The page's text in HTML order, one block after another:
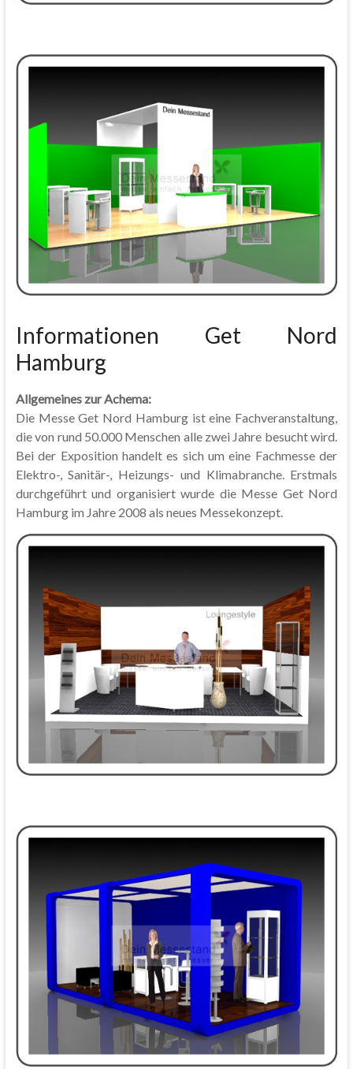
Informationen Get Nord
Hamburg
Allgemeines zur Achema:
Die Messe Get Nord Hamburg ist eine Fachveranstaltung,
die von rund 50.000 Menschen alle zwei Jahre besucht wird.
Bei der Exposition handelt es sich um eine Fachmesse der
Elektro-, Sanitär-, Heizungs- und Klimabranche. Erstmals
durchgeführt und organisiert wurde die Messe Get Nord
Hamburg im Jahre 2008 als neues Messekonzept.